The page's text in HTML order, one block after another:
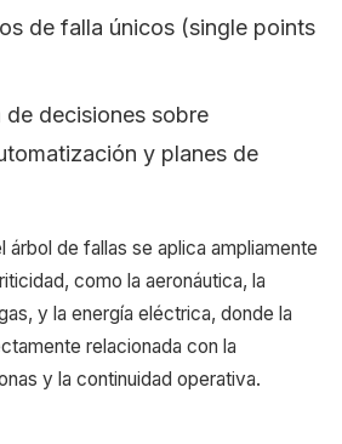
de falla únicos (single points
decisiones sobre
y planes de
árbol de fallas se aplica ampliamente
como la aeronáutica, la
y la energía eléctrica, donde la
relacionada con la
y la continuidad operativa.